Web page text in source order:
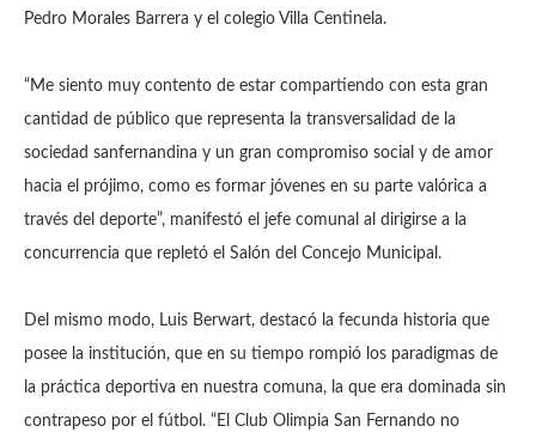
Pedro Morales Barrera y el colegio Villa Centinela.
“Me siento muy contento de estar compartiendo con esta gran
cantidad de público que representa la transversalidad de la
sociedad sanfernandina y un gran compromiso social y de amor
hacia el prójimo, como es formar jóvenes en su parte valórica a
través del deporte”, manifestó el jefe comunal al dirigirse a la
concurrencia que repletó el Salón del Concejo Municipal.
Del mismo modo, Luis Berwart, destacó la fecunda historia que
posee la institución, que en su tiempo rompió los paradigmas de
la práctica deportiva en nuestra comuna, la que era dominada sin
contrapeso por el fútbol. “El Club Olimpia San Fernando no